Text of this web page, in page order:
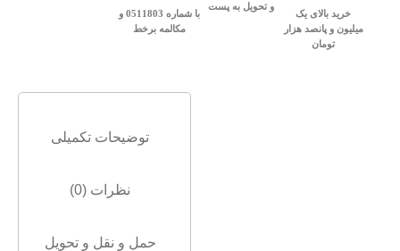
خرید بالای یک
میلیون و پانصد هزار
تومان
و تحویل به پست
با شماره 0511803 و
مکالمه برخط
توضیحات تکمیلی
نظرات (0)
حمل و نقل و تحویل